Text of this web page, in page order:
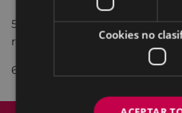
5. Moción presentada por
recuperar el parking de El
6. Ruegos y Preguntas.
Mapa del Sitio
Cookies no